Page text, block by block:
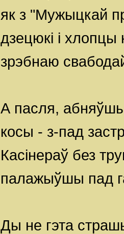
як з "Мужыцкай
дзецюкі і хлопцы
зрэбнаю
А пасля,
косы - з-пад
Касінераў без
палажыўшы пад
Ды не гэта